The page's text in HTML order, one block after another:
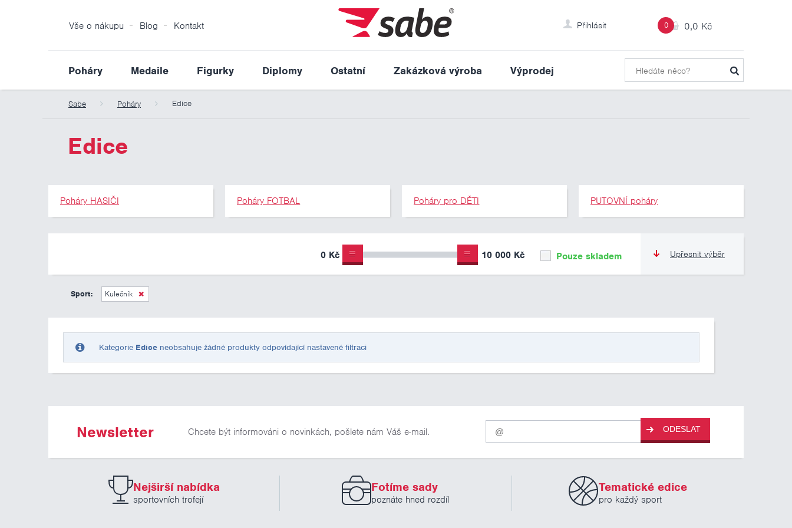
0 0,0 Kč
Přihlásit
Vše o nákupu Blog Kontakt
Poháry Medaile Figurky Diplomy Ostatní Zakázková výroba Výprodej
Sabe Poháry Edice
Edice
Poháry HASIČI Poháry FOTBAL Poháry pro DĚTI PUTOVNÍ poháry
Upřesnit výběr
Pouze skladem
0 Kč 10 000 Kč
Sport: Kulečník
Kategorie Ediceneobsahuje žádné produkty odpovídající nastavené filtraci
Newsletter Chcete být informováni o novinkách, pošlete nám Váš e-mail.
Pro
odběr
našich
novinek
ODESLAT
Nejširší nabídka
sportovních trofejí
Fotíme sady
poznáte hned rozdíl
Tematické edice
pro každý sport